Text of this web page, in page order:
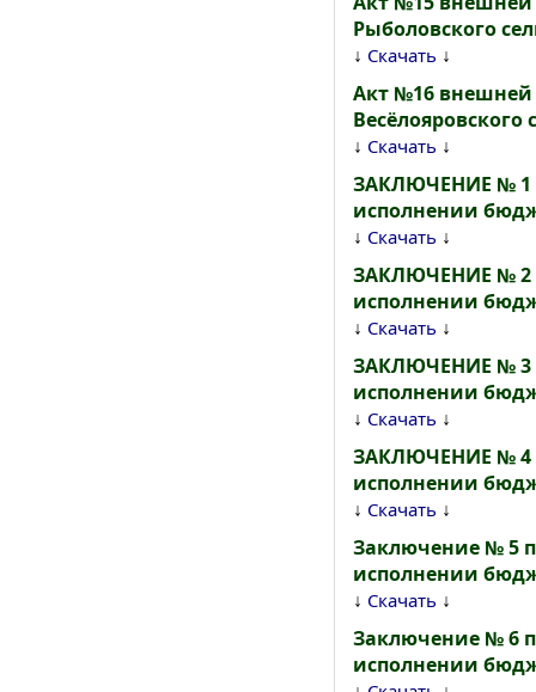
Рыболовского
↓ Скачать ↓
Акт №16
Весёлояровского
↓ Скачать ↓
ЗАКЛЮЧЕНИЕ № 1
исполнении
↓ Скачать ↓
ЗАКЛЮЧЕНИЕ № 2
исполнении
↓ Скачать ↓
ЗАКЛЮЧЕНИЕ № 3
исполнении
↓ Скачать ↓
ЗАКЛЮЧЕНИЕ № 4
исполнении
↓ Скачать ↓
Заключение № 5
исполнении
↓ Скачать ↓
Заключение № 6
исполнении